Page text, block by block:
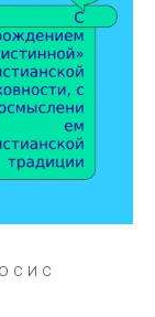
с и с